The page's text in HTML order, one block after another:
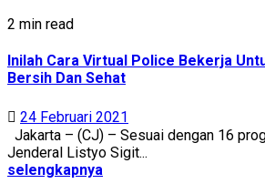
2 min read
Inilah Cara Virtual Police Bekerja
Bersih Dan Sehat
24 Februari 2021
Jakarta – (CJ) – Sesuai dengan 16
Jenderal Listyo Sigit...
selengkapnya